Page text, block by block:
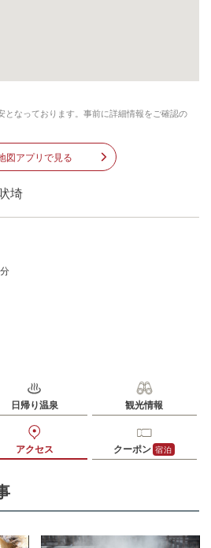
となっております。事前に詳細情報をご確認の
図アプリで見る
埼
日帰り温泉 観光情報
アクセス クーポン 宿泊